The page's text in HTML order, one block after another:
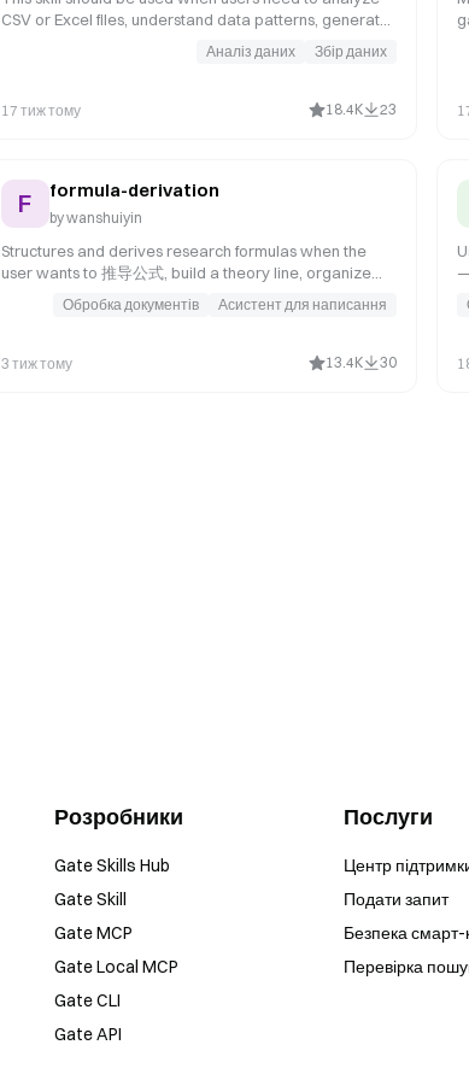
CSV or Excel files, understand data patterns, generate
Trigger keywords include "analyze CSV", "analyze
"data statistics", "generate charts", "data visualization",
Аналіз даних Збір даних
17 тиж тому 18.4K 23
F formula-derivation
bywanshuiyin
Structures and derives research formulas when the
user wants to 推导公式, build a theory line, organize
derivation, or rewrite theory notes into a paper-ready
not yet fully fixed, the main object still needs to be
Обробка документів Асистент для написання
3 тиж тому 13.4K 30
Розробники
Gate Skills Hub
Gate Skill
Gate MCP
Gate Local MCP
Gate CLI
Gate API
Послуги
Центр
Подати запит
Безпека смарт-
Перевірка